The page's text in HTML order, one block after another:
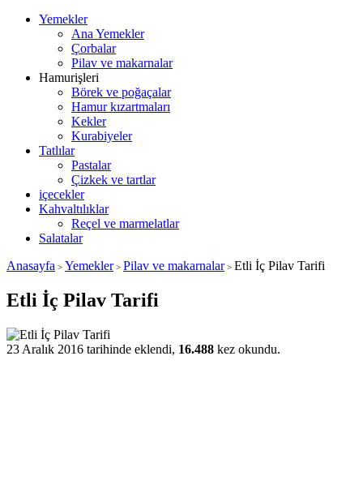
Yemekler
Ana Yemekler
Çorbalar
Pilav ve makarnalar
Hamurişleri
Börek ve poğaçalar
Hamur kızartmaları
Kekler
Kurabiyeler
Tatlılar
Pastalar
Çizkek ve tartlar
içecekler
Kahvaltılıklar
Reçel ve marmelatlar
Salatalar
Anasayfa > Yemekler> Pilav ve makarnalar> Etli İç Pilav Tarifi
Etli İç Pilav Tarifi
23 Aralık 2016 tarihinde eklendi, 16.488 kez okundu.